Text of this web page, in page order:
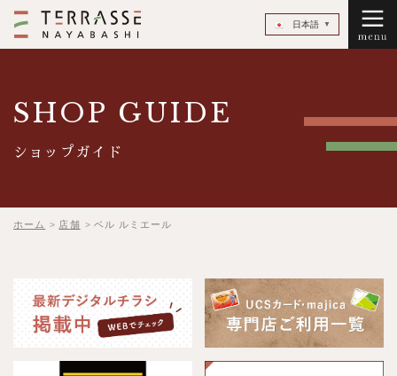
TERRASSE
日本語 ▼
SHOP GUIDE
ショップガイド
ホーム 店舗 ベル ルミエール